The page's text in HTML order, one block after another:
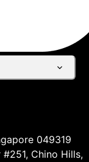
049319
Chino Hills,